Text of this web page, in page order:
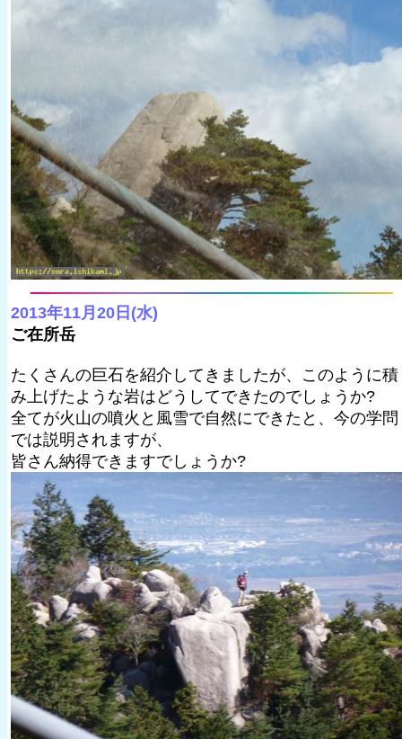
2013年11月20日(水)
ご在所岳
たくさんの巨石を紹介してきましたが、このように積
み上げたような岩はどうしてできたのでしょうか?
全てが火山の噴火と風雪で自然にできたと、今の学問
では説明されますが、
皆さん納得できますでしょうか?